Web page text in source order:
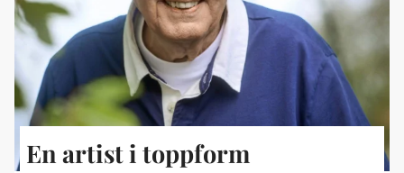
En artist i toppform